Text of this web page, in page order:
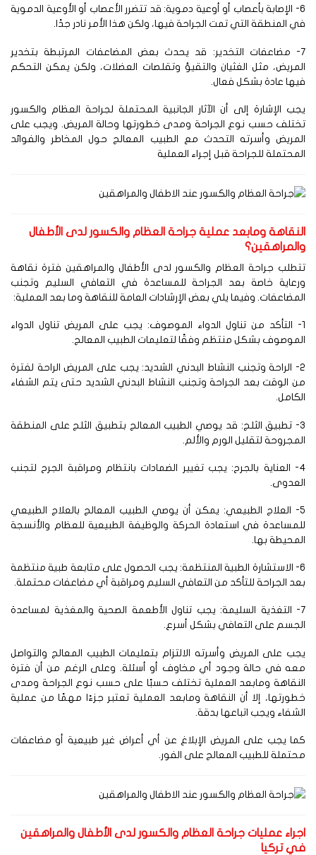
6- الإصابة بأعصاب أو أوعية دموية: قد تتضرر الأعصاب أو الأوعية الدموية
المنطقة التي تمت الجراحة فيها، ولكن هذا الأمر نادر جدًا.
7- مضاعفات التخدير: قد يحدث بعض المضاعفات المرتبطة بتخدير
مثل الغثيان والتقيؤ وتقلصات العضلات، ولكن يمكن التحكم
عادة بشكل فعال.
الإشارة إلى أن الآثار الجانبية المحتملة لجراحة العظام والكسور
حسب نوع الجراحة ومدى خطورتها وحالة المريض. ويجب على
وأسرته التحدث مع الطبيب المعالج حول المخاطر والفوائد
للجراحة قبل إجراء العملية
ومابعد عملية جراحة العظام والكسور لدى الأطفال
جراحة العظام والكسور لدى الأطفال والمراهقين فترة نقاهة
خاصة بعد الجراحة للمساعدة في التعافي السليم وتجنب
وفيما يلي بعض الإرشادات العامة للنقاهة وما بعد العملية:
التأكد من تناول الدواء الموصوف: يجب على المريض تناول الدواء
بشكل منتظم وفقًا لتعليمات الطبيب المعالج.
2- الراحة وتجنب النشاط البدني الشديد: يجب على المريض الراحة لفترة
الوقت بعد الجراحة وتجنب النشاط البدني الشديد حتى يتم الشفاء
3- تطبيق الثلج: قد يوصي الطبيب المعالج بتطبيق الثلج على المنطقة
لتقليل الورم والألم.
4- العناية بالجرح: يجب تغيير الضمادات بانتظام ومراقبة الجرح لتجنب
5- العلاج الطبيعي: يمكن أن يوصي الطبيب المعالج بالعلاج الطبيعي
في استعادة الحركة والوظيفة الطبيعية للعظام والأنسجة
بها.
6- الاستشارة الطبية المنتظمة: يجب الحصول على متابعة طبية منتظمة
الجراحة للتأكد من التعافي السليم ومراقبة أي مضاعفات محتملة.
7- التغذية السليمة: يجب تناول الأطعمة الصحية والمغذية لمساعدة
على التعافي بشكل أسرع.
على المريض وأسرته الالتزام بتعليمات الطبيب المعالج والتواصل
في حالة وجود أي مخاوف أو أسئلة. وعلى الرغم من أن فترة
ومابعد العملية تختلف حسبًا على حسب نوع الجراحة ومدى
إلا أن النقاهة ومابعد العملية تعتبر جزءًا مهمًا من عملية
ويجب اتباعها بدقة.
يجب على المريض الإبلاغ عن أي أعراض غير طبيعية أو مضاعفات
للطبيب المعالج على الفور.
عمليات جراحة العظام والكسور لدى الأطفال والمراهقين
تركيا